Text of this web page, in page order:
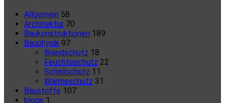
Allgemein 58
Architektur 70
Baukonstruktionen 189
Bauphysik 97
Brandschutz 18
Feuchteschutz 22
Schallschutz 11
Wärmeschutz 31
Baustoffe 107
blogs 1